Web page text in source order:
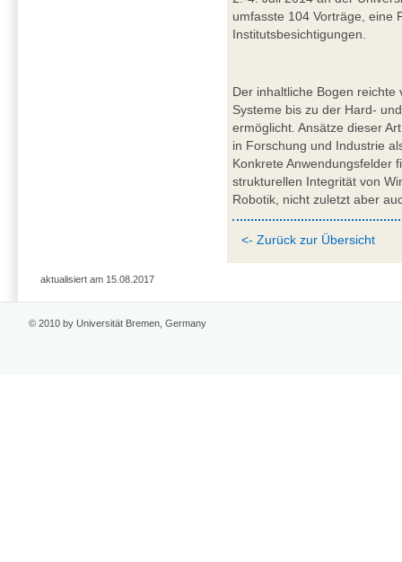
umfasste 104 Vorträge, eine
Institutsbesichtigungen.
Der inhaltliche Bogen
Systeme bis zu der Hard-
ermöglicht. Ansätze dieser
in Forschung und Industrie
Konkrete Anwendungsfelder
strukturellen Integrität von
Robotik, nicht zuletzt aber
<- Zurück zur Übersicht
aktualisiert am 15.08.2017
© 2010 by Universität Bremen, Germany